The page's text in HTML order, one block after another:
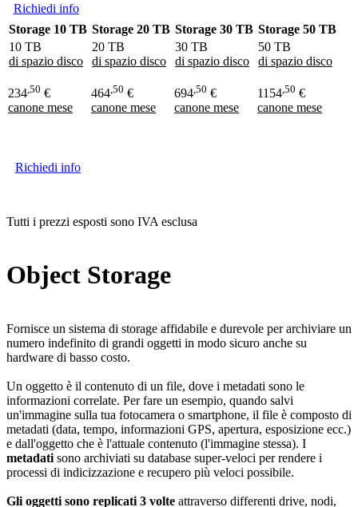
Richiedi info
Storage 10 TB
10 TB
di spazio disco
234 ,50 €
canone mese
Storage 20 TB
20 TB
di spazio disco
464 ,50 €
canone mese
Storage 30 TB
30 TB
di spazio disco
694 ,50 €
canone mese
Storage 50 TB
50 TB
di spazio disco
1154 ,50 €
canone mese
Richiedi info
Tutti i prezzi esposti sono IVA esclusa
Object Storage
Fornisce un sistema di storage affidabile e durevole per archiviare un
numero indefinito di grandi oggetti in modo sicuro anche su
hardware di basso costo.
Un oggetto è il contenuto di un file, dove i metadati sono le
informazioni correlate. Per fare un esempio, quando salvi
un'immagine sulla tua fotocamera o smartphone, il file è composto di
metadati (data, tempo, informazioni GPS, apertura, esposizione ecc.)
e dall'oggetto che è l'attuale contenuto (l'immagine stessa). I
metadati sono archiviati su database super-veloci per rendere i
processi di indicizzazione e recupero più veloci possibile.
Gli oggetti sono replicati 3 volte attraverso differenti drive, nodi,